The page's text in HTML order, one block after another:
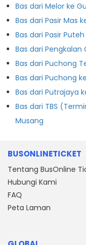
Bas dari Melor ke
Bas dari Pasir Mas
Bas dari Pasir
Bas dari Pengkalan
Bas dari Puchong
Bas dari Puchong
Bas dari Putrajaya
Bas dari TBS
Musang
BUSONLINETICKET
Tentang BusOnline
Hubungi Kami
FAQ
Peta Laman